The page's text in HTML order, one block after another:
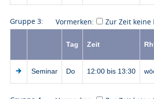
Gruppe 3: Vormerken: Zur Zeit keine
Tag Zeit
Seminar Do 12:00 bis 13:30